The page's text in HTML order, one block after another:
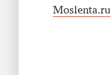
Moslenta.ru